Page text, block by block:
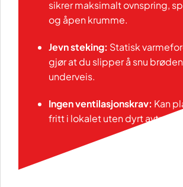
sikrer maksimalt ovnspring,
og åpen krumme.
Jevn steking: Statisk
gjør at du slipper å snu
underveis.
Ingen ventilasjonskrav: Kan
fritt i lokalet uten dyrt